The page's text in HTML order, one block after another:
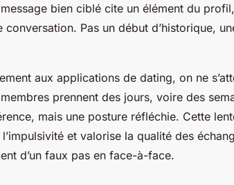
bien ciblé cite un élément du
Pas un début d’historique,
aux applications de dating, on ne
prennent des jours, voire des
mais une posture réfléchie. Cette
et valorise la qualité des
d’un faux pas en face-à-face.